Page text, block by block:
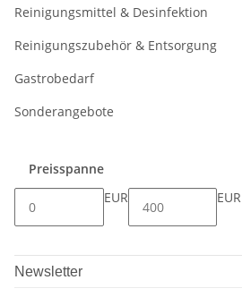
Reinigungsmittel & Desinfektion
Reinigungszubehör & Entsorgung
Gastrobedarf
Sonderangebote
Preisspanne
EUR
EUR
Newsletter